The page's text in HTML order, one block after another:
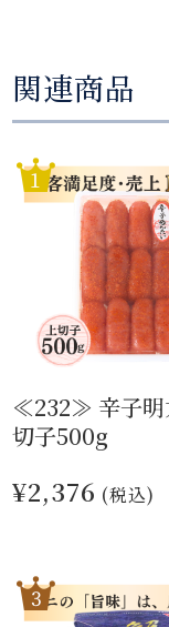
関連商品
≪232≫ 辛子明
切子500g
¥2,376 (税込)